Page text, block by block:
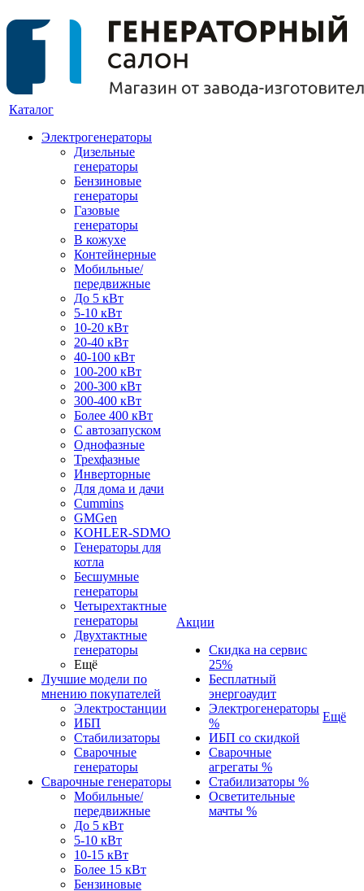
Каталог
Электрогенераторы
Дизельные
генераторы
Бензиновые
генераторы
Газовые
генераторы
В кожухе
Контейнерные
Мобильные/
передвижные
До 5 кВт
5-10 кВт
10-20 кВт
20-40 кВт
40-100 кВт
100-200 кВт
200-300 кВт
300-400 кВт
Более 400 кВт
С автозапуском
Однофазные
Трехфазные
Инверторные
Для дома и дачи
Cummins
GMGen
KOHLER-SDMO
Генераторы для
котла
Бесшумные
генераторы
Четырехтактные
генераторы
Двухтактные
генераторы
Ещё
Лучшие модели по
мнению покупателей
Электростанции
ИБП
Стабилизаторы
Сварочные
генераторы
Сварочные генераторы
Мобильные/
передвижные
До 5 кВт
5-10 кВт
10-15 кВт
Более 15 кВт
Бензиновые
Акции
Скидка на сервис
25%
Бесплатный
энергоаудит
Электрогенераторы
%
ИБП со скидкой
Сварочные
агрегаты %
Стабилизаторы %
Осветительные
мачты %
Ещё